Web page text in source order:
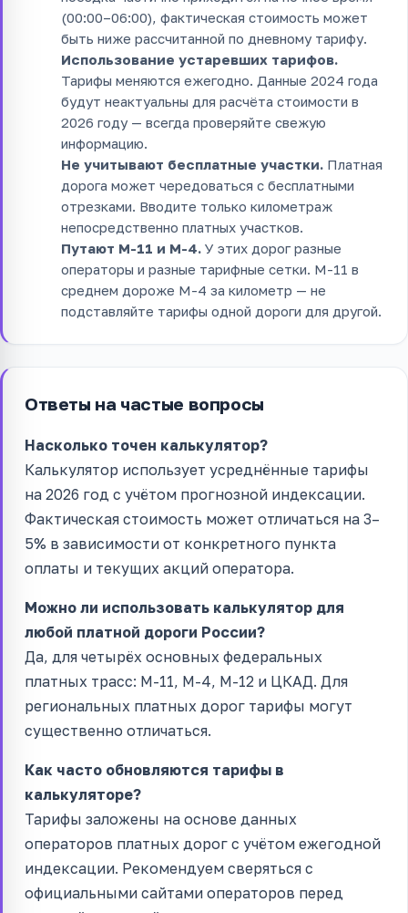
(00:00–06:00), фактическая стоимость может
быть ниже рассчитанной по дневному тарифу.
Использование устаревших тарифов.
Тарифы меняются ежегодно. Данные 2024 года
будут неактуальны для расчёта стоимости в
2026 году — всегда проверяйте свежую
информацию.
Не учитывают бесплатные участки. Платная
дорога может чередоваться с бесплатными
отрезками. Вводите только километраж
непосредственно платных участков.
Путают М-11 и М-4. У этих дорог разные
операторы и разные тарифные сетки. М-11 в
среднем дороже М-4 за километр — не
подставляйте тарифы одной дороги для другой.
Ответы на частые вопросы
Насколько точен калькулятор?
Калькулятор использует усреднённые тарифы
на 2026 год с учётом прогнозной индексации.
Фактическая стоимость может отличаться на 3–
5% в зависимости от конкретного пункта
оплаты и текущих акций оператора.
Можно ли использовать калькулятор для
любой платной дороги России?
Да, для четырёх основных федеральных
платных трасс: М-11, М-4, М-12 и ЦКАД. Для
региональных платных дорог тарифы могут
существенно отличаться.
Как часто обновляются тарифы в
калькуляторе?
Тарифы заложены на основе данных
операторов платных дорог с учётом ежегодной
индексации. Рекомендуем сверяться с
официальными сайтами операторов перед